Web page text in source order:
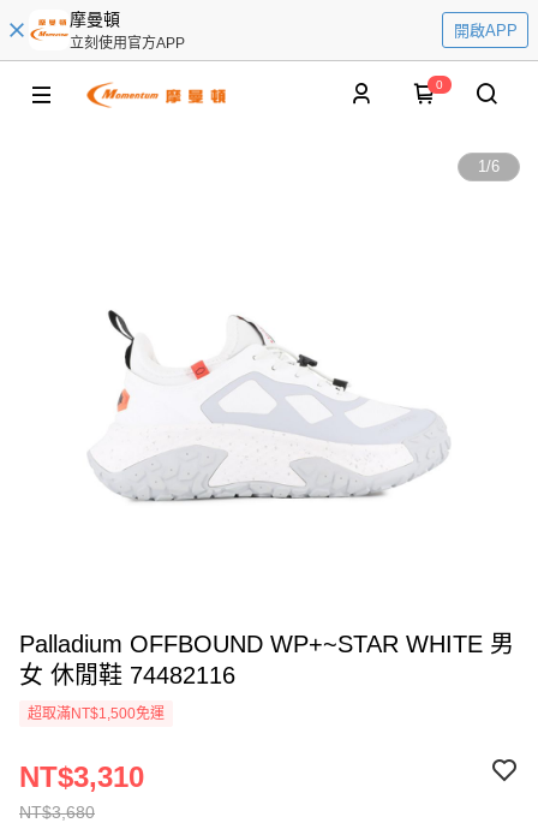
摩曼頓
立刻使用官方APP
開啟APP
0
1/6
Palladium OFFBOUND WP+~STAR WHITE 男
女 休閒鞋 74482116
超取滿NT$1,500免運
NT$3,680
NT$3,310